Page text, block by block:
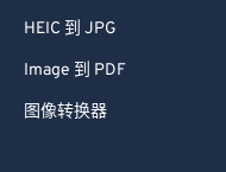
HEIC 到 JPG
Image 到 PDF
图像转换器